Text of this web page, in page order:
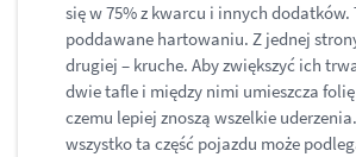
się w 75% z kwarcu i innych dodatków.
poddawane hartowaniu. Z jednej
drugiej – kruche. Aby zwiększyć ich
dwie tafle i między nimi umieszcza folię
czemu lepiej znoszą wszelkie
wszystko ta część pojazdu może